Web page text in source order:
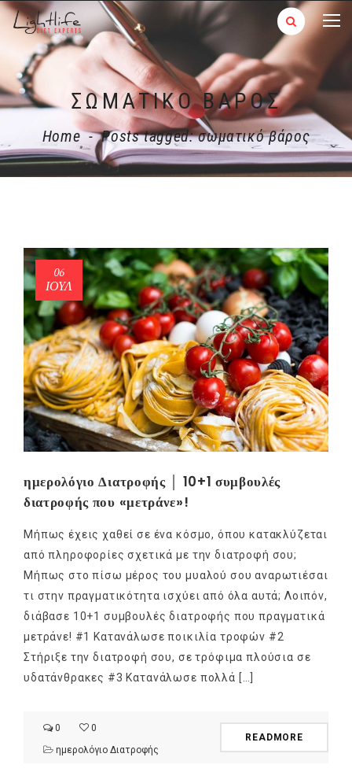
ΣΩΜΑΤΙΚΌ ΒΆΡΟΣ
Home - Posts tagged: σωματικό βάρος
06
ΙΟΎΛ
ημερολόγιο Διατροφής │ 10+1 συμβουλές
διατροφής που «μετράνε»!
Μήπως έχεις χαθεί σε ένα κόσμο, όπου κατακλύζεται
από πληροφορίες σχετικά με την διατροφή σου;
Μήπως στο πίσω μέρος του μυαλού σου αναρωτιέσαι
τι στην πραγματικότητα ισχύει από όλα αυτά; Λοιπόν,
διάβασε 10+1 συμβουλές διατροφής που πραγματικά
μετράνε! #1 Κατανάλωσε ποικιλία τροφών #2
Στήριξε την διατροφή σου, σε τρόφιμα πλούσια σε
υδατάνθρακες #3 Κατανάλωσε πολλά […]
0
0
ημερολόγιο Διατροφής
READMORE